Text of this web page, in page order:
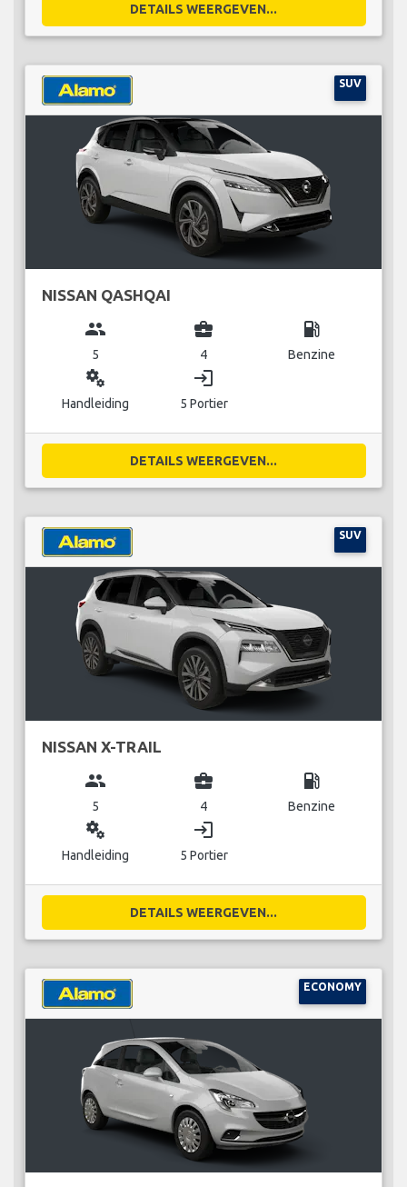
DETAILS WEERGEVEN...
SUV
NISSAN QASHQAI
group
5
business_center
4
local_gas_station
Benzine
miscellaneous_services
Handleiding
login
5 Portier
DETAILS WEERGEVEN...
SUV
NISSAN X-TRAIL
group
5
business_center
4
local_gas_station
Benzine
miscellaneous_services
Handleiding
login
5 Portier
DETAILS WEERGEVEN...
ECONOMY